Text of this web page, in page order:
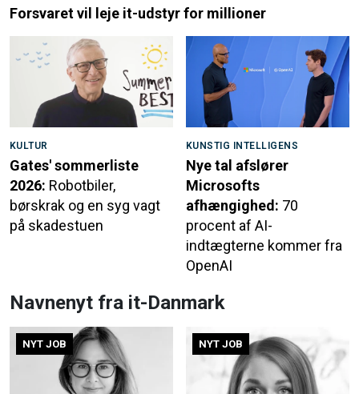
Forsvaret vil leje it-udstyr for millioner
KULTUR
Gates' sommerliste
2026: Robotbiler,
børskrak og en syg vagt
på skadestuen
KUNSTIG INTELLIGENS
Nye tal afslører
Microsofts
afhængighed: 70
procent af AI-
indtægterne kommer fra
OpenAI
Navnenyt fra it-Danmark
NYT JOB NYT JOB